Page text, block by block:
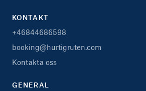
KONTAKT
+46844686598
booking@hurtigruten.com
Kontakta oss
GENERAL